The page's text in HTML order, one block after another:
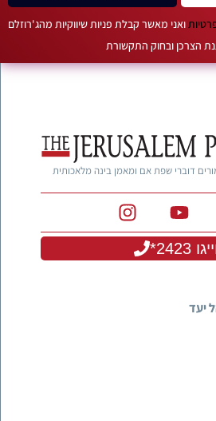
ואני מאשר קבלת פניות שיווקיות מהג'רוזלם
הצרכן ובחוק התקשורת
דוברי שפת אם ומאמן בינה מלאכותית
2423*
יעד